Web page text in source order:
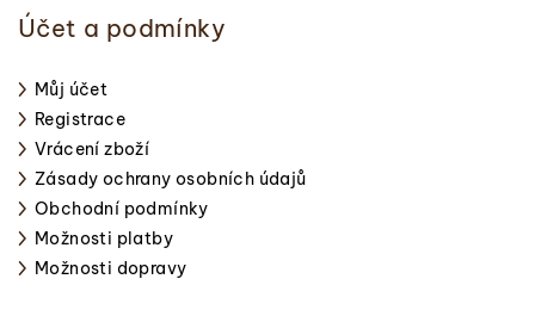
Účet a podmínky
Můj účet
Registrace
Vrácení zboží
Zásady ochrany osobních údajů
Obchodní podmínky
Možnosti platby
Možnosti dopravy